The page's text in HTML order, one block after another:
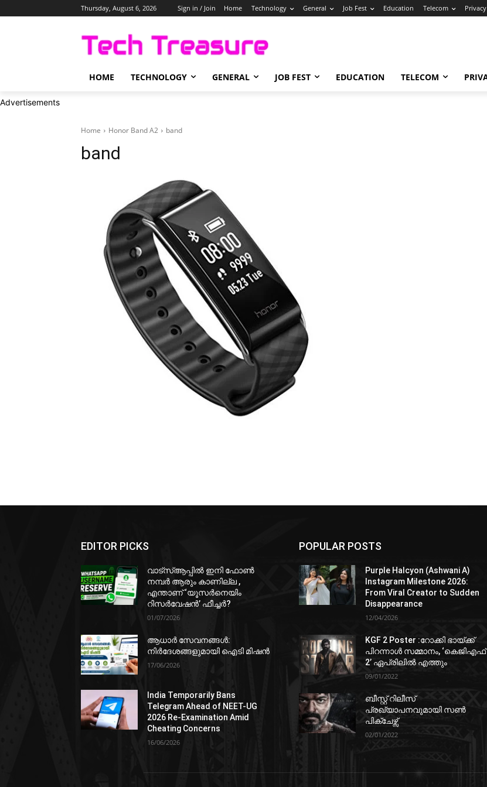
Thursday, August 6, 2026 Sign in / Join Home Technology General Job Fest Education Telecom
HOME TECHNOLOGY GENERAL JOB FEST EDUCATION TELECOM
Advertisements
Home Honor Band A2 band
band
EDITOR PICKS
വാട്‌സ്ആപ്പിൽ ഇനി ഫോൺ
നമ്പർ ആരും കാണില്ല ,
എന്താണ് ‘യൂസർനെയിം
റിസർവേഷൻ’ ഫീച്ചർ?
01/07/2026
ആധാർ സേവനങ്ങൾ:
നിർദേശങ്ങളുമായി ഐടി മിഷൻ
17/06/2026
India Temporarily Bans
Telegram Ahead of NEET-UG
2026 Re-Examination Amid
Cheating Concerns
16/06/2026
POPULAR POSTS
Purple Halcyon (Ashwani A)
Instagram Milestone 2026:
From Viral Creator to Sudden
Disappearance
12/04/2026
KGF 2 Poster :റോക്കി ഭായ്ക്ക്
പിറന്നാൾ സമ്മാനം, ‘കെജിഎഫ്
2’ ഏപ്രിലിൽ എത്തും
09/01/2022
ബീസ്റ്റ് റിലീസ്
പ്രഖ്യാപനവുമായി സണ്‍
പിക്ചേഴ്സ്
02/01/2022